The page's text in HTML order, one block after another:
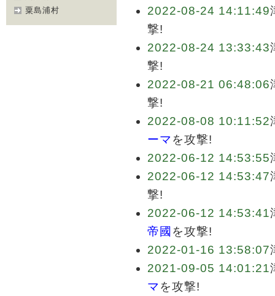
粟島浦村
2022-08-24 14:11:49
撃!
2022-08-24 13:33:43
撃!
2022-08-21 06:48:06
撃!
2022-08-08 10:11:52
ーマを攻撃!
2022-06-12 14:53:55
2022-06-12 14:53:47
撃!
2022-06-12 14:53:41
帝國 を攻撃!
2022-01-16 13:58:07
2021-09-05 14:01:21
マを攻撃!